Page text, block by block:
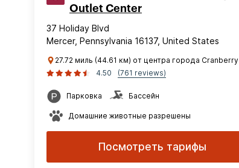
Outlet Center
37 Holiday Blvd
Mercer, Pennsylvania 16137, United States
27.72 миль (44.61 км) от центра города Cranberry
4.50
(761 reviews)
Парковка Бассейн
Домашние животные разрешены
Посмотреть тарифы